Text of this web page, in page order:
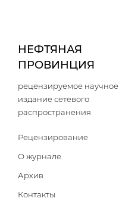
НЕФТЯНАЯ
ПРОВИНЦИЯ
рецензируемое научное
издание сетевого
распространения
Рецензирование
О журнале
Архив
Контакты